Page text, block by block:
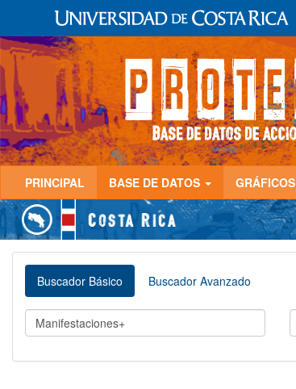
PRINCIPAL BASE DE DATOS GRÁFICOS
Buscador Básico Buscador Avanzado